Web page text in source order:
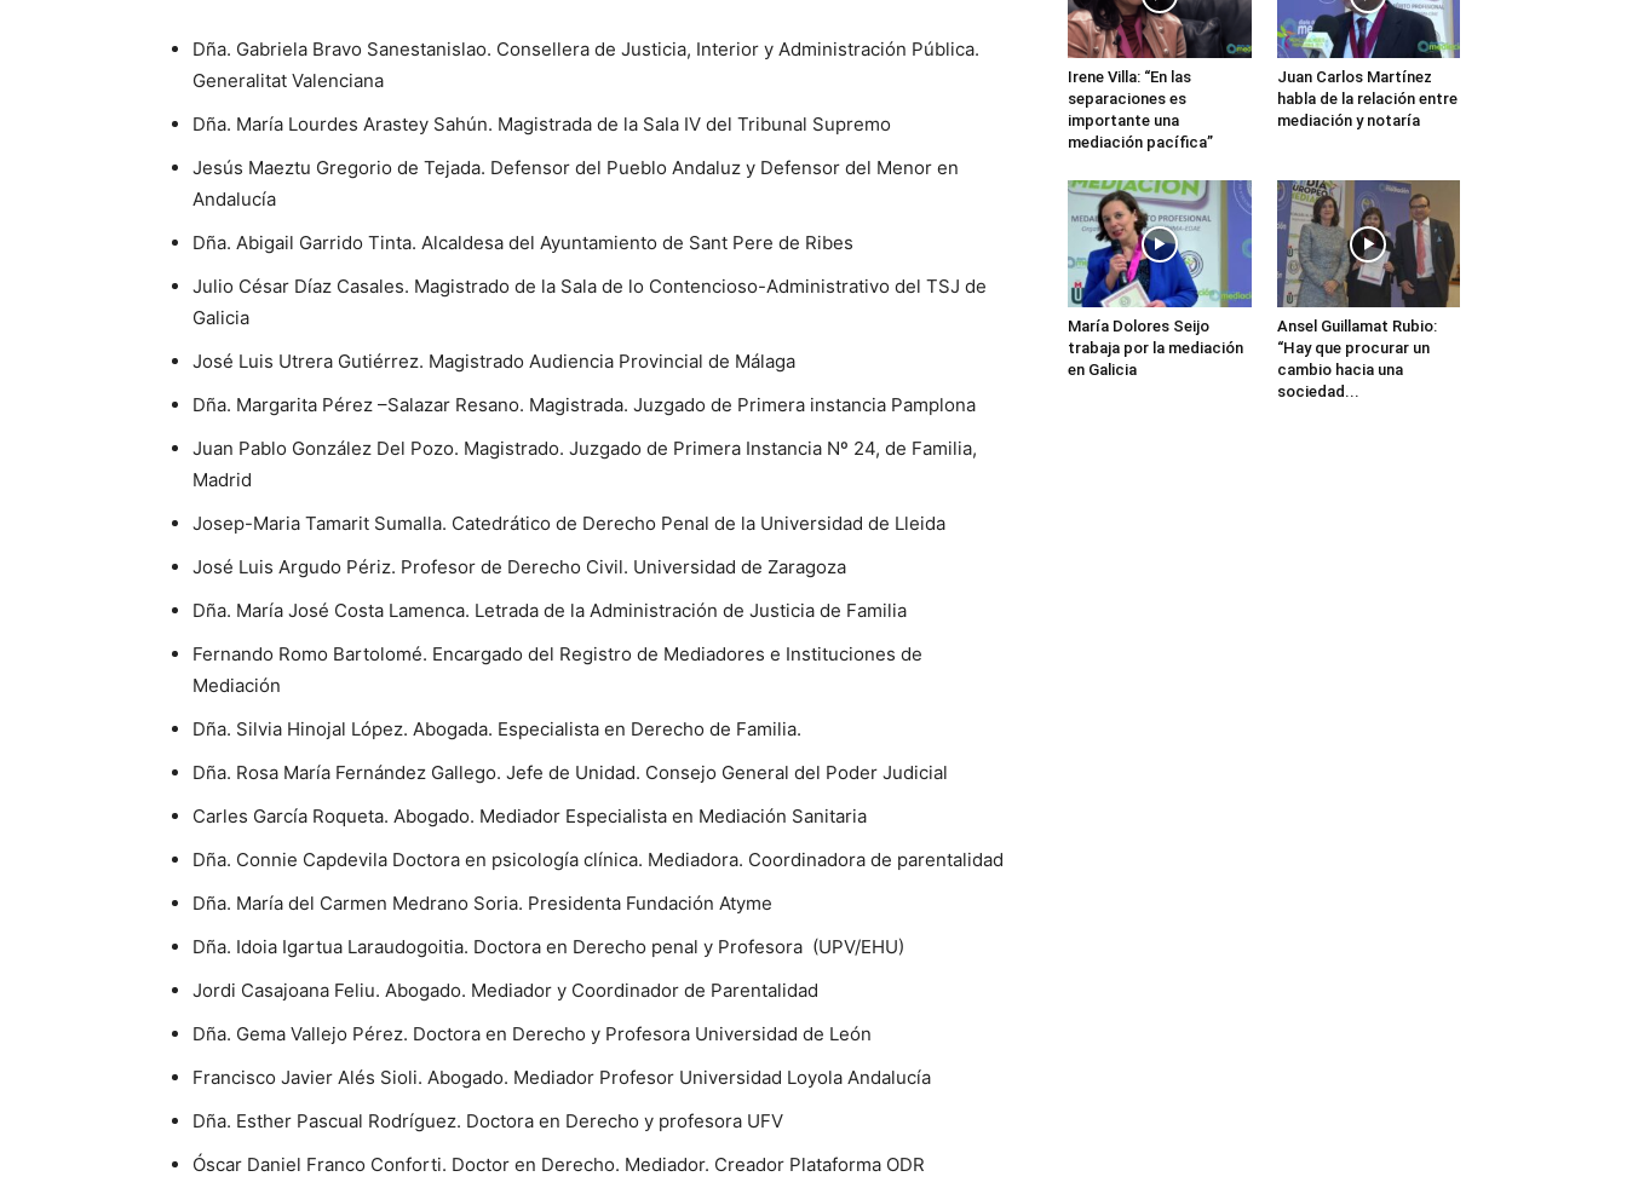
Dña. Gabriela Bravo Sanestanislao. Consellera de Justicia, Interior y Administración Pública.
Generalitat Valenciana
Dña. María Lourdes Arastey Sahún. Magistrada de la Sala IV del Tribunal Supremo
Jesús Maeztu Gregorio de Tejada. Defensor del Pueblo Andaluz y Defensor del Menor en
Andalucía
Dña. Abigail Garrido Tinta. Alcaldesa del Ayuntamiento de Sant Pere de Ribes
Julio César Díaz Casales. Magistrado de la Sala de lo Contencioso-Administrativo del TSJ de
Galicia
José Luis Utrera Gutiérrez. Magistrado Audiencia Provincial de Málaga
Dña. Margarita Pérez –Salazar Resano. Magistrada. Juzgado de Primera instancia Pamplona
Juan Pablo González Del Pozo. Magistrado. Juzgado de Primera Instancia Nº 24, de Familia,
Madrid
Josep-Maria Tamarit Sumalla. Catedrático de Derecho Penal de la Universidad de Lleida
José Luis Argudo Périz. Profesor de Derecho Civil. Universidad de Zaragoza
Dña. María José Costa Lamenca. Letrada de la Administración de Justicia de Familia
Fernando Romo Bartolomé. Encargado del Registro de Mediadores e Instituciones de
Mediación
Dña. Silvia Hinojal López. Abogada. Especialista en Derecho de Familia.
Dña. Rosa María Fernández Gallego. Jefe de Unidad. Consejo General del Poder Judicial
Carles García Roqueta. Abogado. Mediador Especialista en Mediación Sanitaria
Dña. Connie Capdevila Doctora en psicología clínica. Mediadora. Coordinadora de parentalidad
Dña. María del Carmen Medrano Soria. Presidenta Fundación Atyme
Dña. Idoia Igartua Laraudogoitia. Doctora en Derecho penal y Profesora (UPV/EHU)
Jordi Casajoana Feliu. Abogado. Mediador y Coordinador de Parentalidad
Dña. Gema Vallejo Pérez. Doctora en Derecho y Profesora Universidad de León
Francisco Javier Alés Sioli. Abogado. Mediador Profesor Universidad Loyola Andalucía
Dña. Esther Pascual Rodríguez. Doctora en Derecho y profesora UFV
Óscar Daniel Franco Conforti. Doctor en Derecho. Mediador. Creador Plataforma ODR
Irene Villa: “En las
separaciones es
importante una
mediación pacífica”
Juan Carlos Martínez
habla de la relación entre
mediación y notaría
María Dolores Seijo
trabaja por la mediación
en Galicia
Ansel Guillamat Rubio:
“Hay que procurar un
cambio hacia una
sociedad...